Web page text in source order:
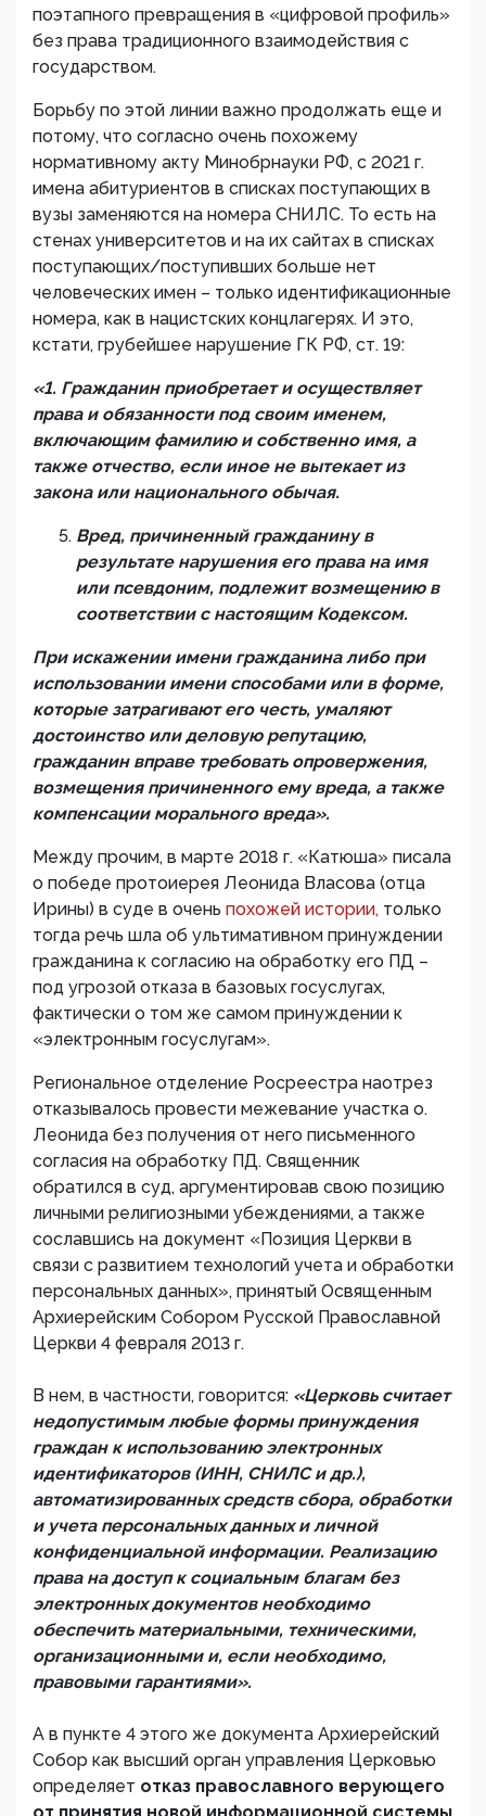
поэтапного превращения в «цифровой профиль»
без права традиционного взаимодействия с
государством.
Борьбу по этой линии важно продолжать еще и
потому, что согласно очень похожему
нормативному акту Минобрнауки РФ, с 2021 г.
имена абитуриентов в списках поступающих в
вузы заменяются на номера СНИЛС. То есть на
стенах университетов и на их сайтах в списках
поступающих/поступивших больше нет
человеческих имен – только идентификационные
номера, как в нацистских концлагерях. И это,
кстати, грубейшее нарушение ГК РФ, ст. 19:
«1. Гражданин приобретает и осуществляет
права и обязанности под своим именем,
включающим фамилию и собственно имя, а
также отчество, если иное не вытекает из
закона или национального обычая.
Вред, причиненный гражданину в
результате нарушения его права на имя
или псевдоним, подлежит возмещению в
соответствии с настоящим Кодексом.
При искажении имени гражданина либо при
использовании имени способами или в форме,
которые затрагивают его честь, умаляют
достоинство или деловую репутацию,
гражданин вправе требовать опровержения,
возмещения причиненного ему вреда, а также
компенсации морального вреда».
Между прочим, в марте 2018 г. «Катюша» писала
о победе протоиерея Леонида Власова (отца
Ирины) в суде в очень похожей истории, только
тогда речь шла об ультимативном принуждении
гражданина к согласию на обработку его ПД –
под угрозой отказа в базовых госуслугах,
фактически о том же самом принуждении к
«электронным госуслугам».
Региональное отделение Росреестра наотрез
отказывалось провести межевание участка о.
Леонида без получения от него письменного
согласия на обработку ПД. Священник
обратился в суд, аргументировав свою позицию
личными религиозными убеждениями, а также
сославшись на документ «Позиция Церкви в
связи с развитием технологий учета и обработки
персональных данных», принятый Освященным
Архиерейским Собором Русской Православной
Церкви 4 февраля 2013 г.
В нем, в частности, говорится: «Церковь считает
недопустимым любые формы принуждения
граждан к использованию электронных
идентификаторов (ИНН, СНИЛС и др.),
автоматизированных средств сбора, обработки
и учета персональных данных и личной
конфиденциальной информации. Реализацию
права на доступ к социальным благам без
электронных документов необходимо
обеспечить материальными, техническими,
организационными и, если необходимо,
правовыми гарантиями».
А в пункте 4 этого же документа Архиерейский
Собор как высший орган управления Церковью
определяет отказ православного верующего
от принятия новой информационной системы